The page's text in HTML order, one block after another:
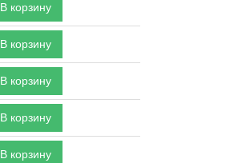
В корзину
В корзину
В корзину
В корзину
В корзину